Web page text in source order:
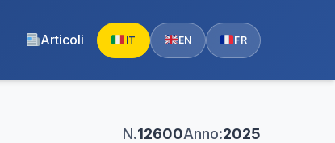
Articoli IT EN FR
N.12600Anno:2025